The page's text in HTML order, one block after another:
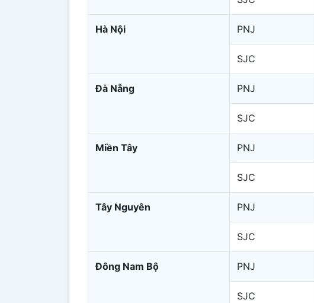
Hà Nội PNJ
SJC
Đà Nẵng PNJ
SJC
Miền Tây PNJ
SJC
Tây Nguyên PNJ
SJC
Đông Nam Bộ PNJ
SJC